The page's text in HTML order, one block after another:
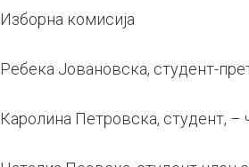
Изборна комисија
Ребека Јовановска, студент-
Каролина Петровска, студент, –